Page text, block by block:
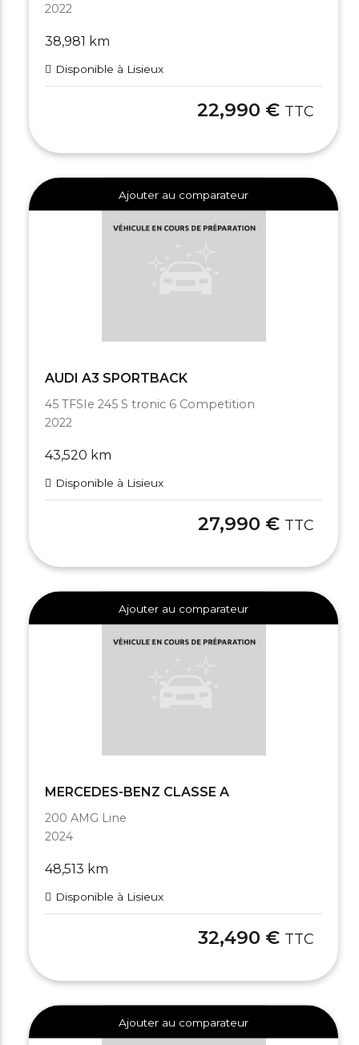
2022
38,981 km
Disponible à Lisieux
22,990 € TTC
Ajouter au comparateur
AUDI A3 SPORTBACK
45 TFSIe 245 S tronic 6 Competition
2022
43,520 km
Disponible à Lisieux
27,990 € TTC
Ajouter au comparateur
MERCEDES-BENZ CLASSE A
200 AMG Line
2024
48,513 km
Disponible à Lisieux
32,490 € TTC
Ajouter au comparateur